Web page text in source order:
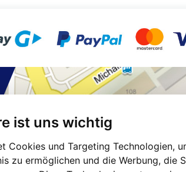
ist uns wichtig
Cookies und Targeting Technologien,
zu ermöglichen und die Werbung, die